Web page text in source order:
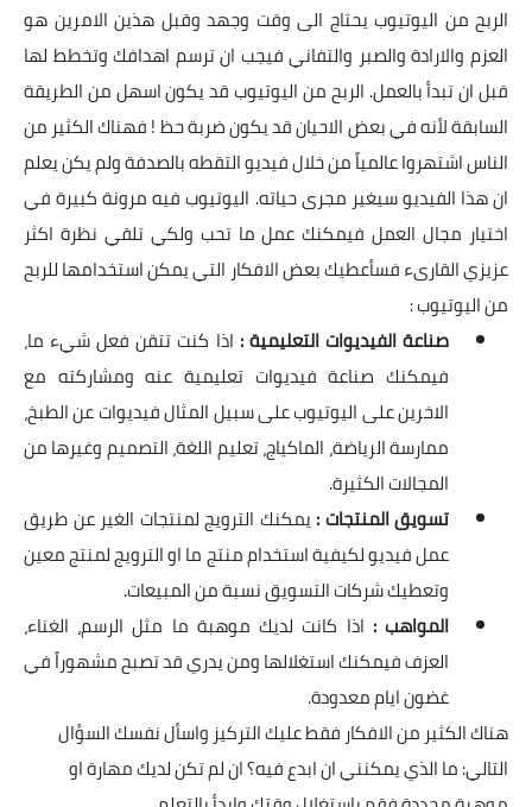
الربح من اليوتيوب يحتاج الى وقت وجهد وقبل هذين الامرين هو
العزم والارادة والصبر والتفاني فيجب ان ترسم اهدافك وتخطط لها
قبل ان تبدأ بالعمل. الربح من اليوتيوب قد يكون اسهل من الطريقة
السابقة لأنه في بعض الاحيان قد يكون ضربة حظ ! فهناك الكثير من
الناس اشتهروا عالمياً من خلال فيديو التقطه بالصدفة ولم يكن يعلم
ان هذا الفيديو سيغير مجرى حياته. اليوتيوب فيه مرونة كبيرة في
اختيار مجال العمل فيمكنك عمل ما تحب ولكي تلقي نظرة اكثر
عزيزي القارىء فسأعطيك بعض الافكار التي يمكن استخدامها للربح
من اليوتيوب :
صناعة الفيديوات التعليمية : اذا كنت تتقن فعل شيء ما،
فيمكنك صناعة فيديوات تعليمية عنه ومشاركته مع
الاخرين على اليوتيوب على سبيل المثال فيديوات عن الطبخ،
ممارسة الرياضة، الماكياج، تعليم اللغة، التصميم وغيرها من
المجالات الكثيرة.
تسويق المنتجات :يمكنك الترويج لمنتجات الغير عن طريق
عمل فيديو لكيفية استخدام منتج ما او الترويج لمنتج معين
وتعطيك شركات التسويق نسبة من المبيعات.
المواهب : اذا كانت لديك موهبة ما مثل الرسم، الغناء،
العزف فيمكنك استغلالها ومن يدري قد تصبح مشهوراً في
غضون ايام معدودة.
هناك الكثير من الافكار فقط عليك التركيز واسأل نفسك السؤال
التالي: ما الذي يمكنني ان ابدع فيه؟ ان لم تكن لديك مهارة او